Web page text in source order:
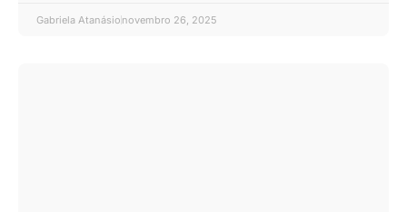
Gabriela Atanásio novembro 26, 2025